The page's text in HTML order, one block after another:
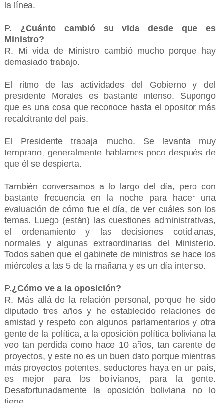
la línea.
P. ¿Cuánto cambió su vida desde que es
Ministro?
R. Mi vida de Ministro cambió mucho porque hay
demasiado trabajo.
El ritmo de las actividades del Gobierno y del
presidente Morales es bastante intenso. Supongo
que es una cosa que reconoce hasta el opositor más
recalcitrante del país.
El Presidente trabaja mucho. Se levanta muy
temprano, generalmente hablamos poco después de
que él se despierta.
También conversamos a lo largo del día, pero con
bastante frecuencia en la noche para hacer una
evaluación de cómo fue el día, de ver cuáles son los
temas. Luego (están) las cuestiones administrativas,
el ordenamiento y las decisiones cotidianas,
normales y algunas extraordinarias del Ministerio.
Todos saben que el gabinete de ministros se hace los
miércoles a las 5 de la mañana y es un día intenso.
P.¿Cómo ve a la oposición?
R. Más allá de la relación personal, porque he sido
diputado tres años y he establecido relaciones de
amistad y respeto con algunos parlamentarios y otra
gente de la política, a la oposición política boliviana la
veo tan perdida como hace 10 años, tan carente de
proyectos, y este no es un buen dato porque mientras
más proyectos potentes, seductores haya en un país,
es mejor para los bolivianos, para la gente.
Desafortunadamente la oposición boliviana no lo